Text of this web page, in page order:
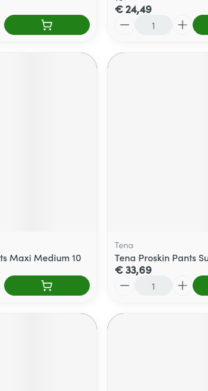
€ 24,49
Maxi Medium 10
Tena
Tena Proskin Pants
€ 33,69